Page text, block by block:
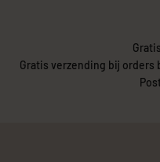
Gratis verzending bij orders